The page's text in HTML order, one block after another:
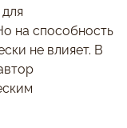
на способность
не влияет. В